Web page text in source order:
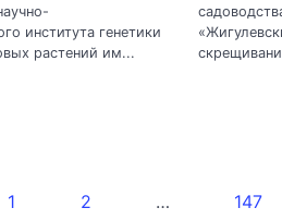
института генетики
растений им...
1 2 … 147